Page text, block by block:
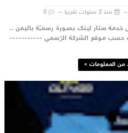
منذ 2 سنوات تقريبا 0
ستار لينك بصورة رسميّة باليمن ..
موقع الشركة الرّسمي -----------
المعلومات »